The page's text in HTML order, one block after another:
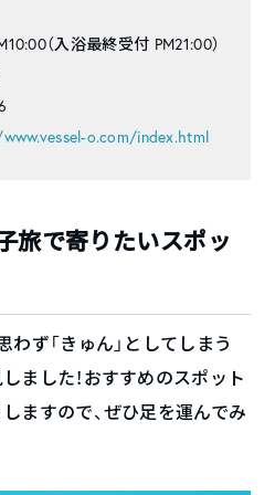
（入浴最終受付 PM21:00）
o.com/index.html
旅で寄りたいスポッ
ず「きゅん」としてしまう
ました！おすすめのスポット
ますので、ぜひ足を運んでみ